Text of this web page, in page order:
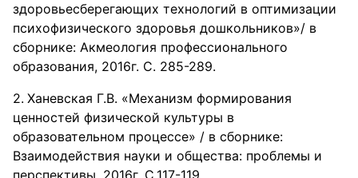
здоровьесберегающих технологий в оптимизации
психофизического здоровья дошкольников»/ в
сборнике: Акмеология профессионального
образования, 2016г. С. 285-289.
Ханевская Г.В. «Механизм формирования
ценностей физической культуры в
образовательном процессе» / в сборнике:
Взаимодействия науки и общества: проблемы и
перспективы, 2016г. С.117-119.